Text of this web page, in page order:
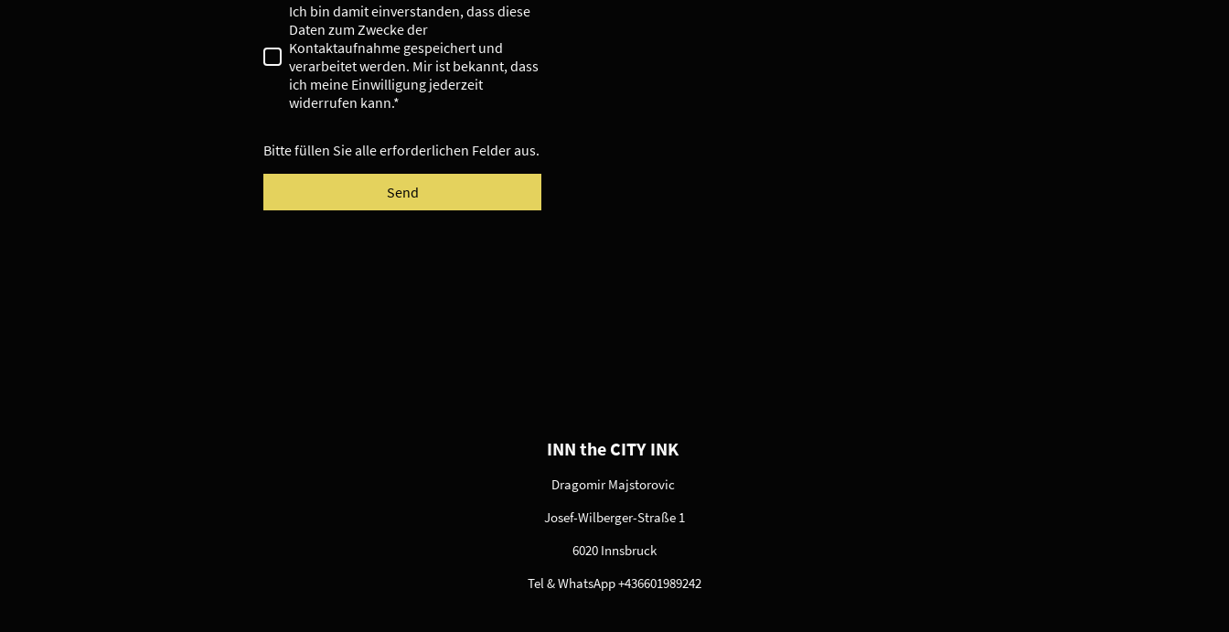
Ich bin damit einverstanden, dass diese
Daten zum Zwecke der
Kontaktaufnahme gespeichert und
verarbeitet werden. Mir ist bekannt, dass
ich meine Einwilligung jederzeit
widerrufen kann.*
Bitte füllen Sie alle erforderlichen Felder aus.
Send
INN the CITY INK
Dragomir Majstorovic
Josef-Wilberger-Straße 1
6020 Innsbruck
Tel & WhatsApp +436601989242